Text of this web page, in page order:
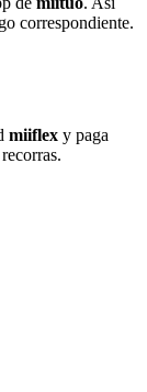
correspondiente.
miiflex y paga